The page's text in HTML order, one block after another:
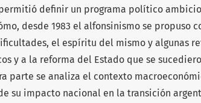
definir un programa político
desde 1983 el alfonsinismo se propuso
el espíritu del mismo y algunas
y a la reforma del Estado que se
parte se analiza el contexto
su impacto nacional en la transición